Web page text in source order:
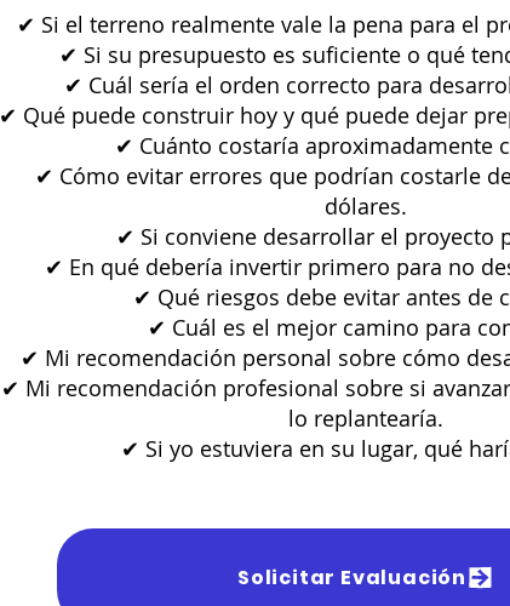
✔ Si el terreno realmente vale la pena para el
✔ Si su presupuesto es suficiente o qué
✔ Cuál sería el orden correcto para
✔ Qué puede construir hoy y qué puede dejar
✔ Cuánto costaría aproximadamente
✔ Cómo evitar errores que podrían costarle
dólares.
✔ Si conviene desarrollar el proyecto
✔ En qué debería invertir primero para no
✔ Qué riesgos debe evitar antes de
✔ Cuál es el mejor camino para
✔ Mi recomendación personal sobre cómo
✔ Mi recomendación profesional sobre si
lo replantearía.
✔ Si yo estuviera en su lugar, qué
Solicitar Evaluación